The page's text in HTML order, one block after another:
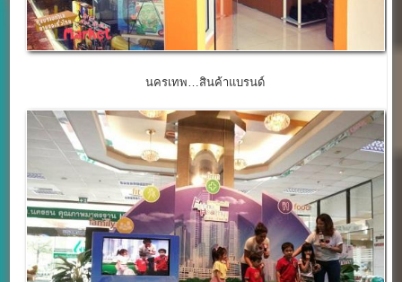
นครเทพ…สินค้าแบรนด์